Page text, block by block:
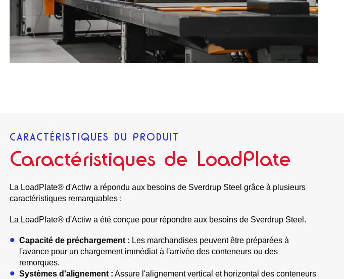
CARACTÉRISTIQUES DU PRODUIT
Caractéristiques de LoadPlate
La LoadPlate® d'Actiw a répondu aux besoins de Sverdrup Steel grâce à plusieurs
caractéristiques remarquables :
La LoadPlate® d'Actiw a été conçue pour répondre aux besoins de Sverdrup Steel.
Capacité de préchargement : Les marchandises peuvent être préparées à
l'avance pour un chargement immédiat à l'arrivée des conteneurs ou des
remorques.
Systèmes d'alignement : Assure l'alignement vertical et horizontal des conteneurs